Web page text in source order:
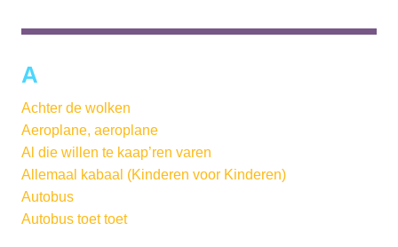
A
Achter de wolken
Aeroplane, aeroplane
Al die willen te kaap’ren varen
Allemaal kabaal (Kinderen voor Kinderen)
Autobus
Autobus toet toet